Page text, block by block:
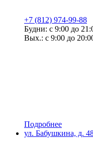
+7 (812) 974-99-88
Будни: с 9:00 до
Вых.: с 9:00 до
Подробнее
ул. Бабушкина, д.